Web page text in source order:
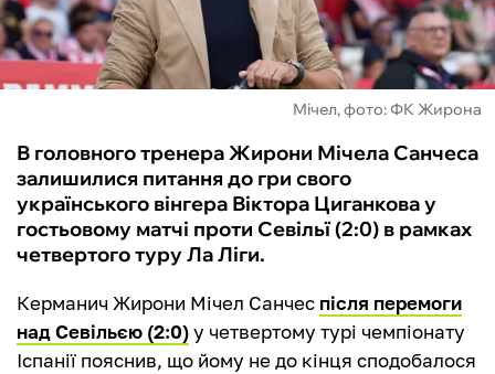
БУКМЕКЕРИ
Мічел, фото: ФК Жирона
В головного тренера Жирони Мічела Санчеса
залишилися питання до гри свого
українського вінгера Віктора Циганкова у
гостьовому матчі проти Севільї (2:0) в рамках
четвертого туру Ла Ліги.
Керманич Жирони Мічел Санчес після перемоги
над Севільєю (2:0)у четвертому турі чемпіонату
Іспанії пояснив, що йому не до кінця сподобалося